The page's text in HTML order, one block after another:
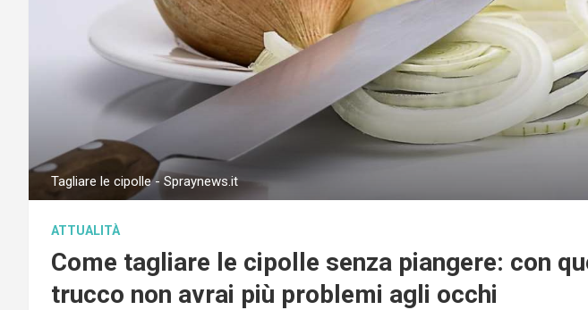
Tagliare le cipolle - Spraynews.it
ATTUALITÀ
Come tagliare le cipolle senza piangere: con
trucco non avrai più problemi agli occhi